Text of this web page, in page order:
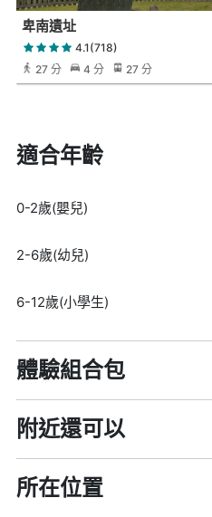
卑南遺址
4.1(718)
27 分
4 分 27 分
適合年齡
0-2歲(嬰兒)
2-6歲(幼兒)
6-12歲(小學生)
體驗組合包
附近還可以
所在位置